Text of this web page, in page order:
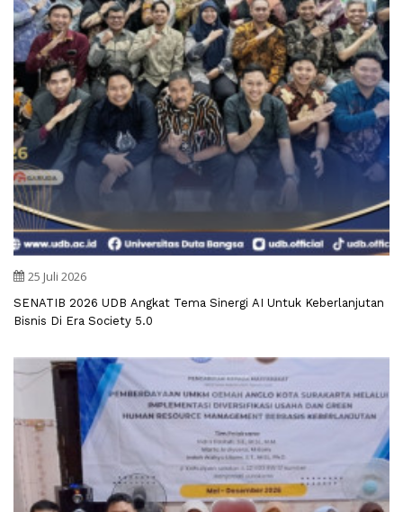
25 Juli 2026
SENATIB 2026 UDB Angkat Tema Sinergi AI Untuk Keberlanjutan
Bisnis Di Era Society 5.0